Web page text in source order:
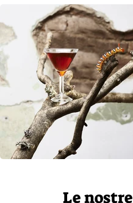
Le nostre